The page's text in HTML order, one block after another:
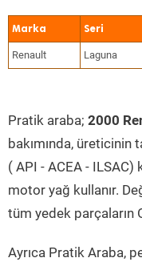
Marka Seri
Renault Laguna
Pratik araba; 2000
bakımında,
( API - ACEA -
motor yağ kullanır.
tüm yedek parçaların
Ayrıca Pratik Araba,